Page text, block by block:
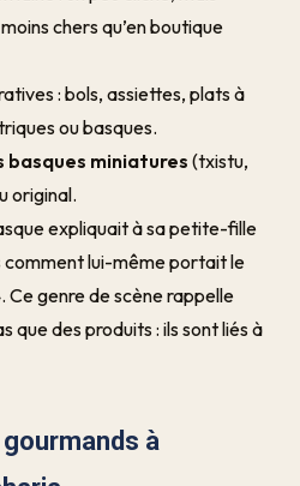
chers qu’en boutique
: bols, assiettes, plats à
ou basques.
basques miniatures(txistu,
original.
expliquait à sa petite-fille
lui-même portait le
Ce genre de scène rappelle
que des produits : ils sont liés à
à